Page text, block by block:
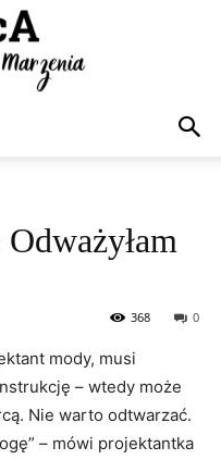
0
368
mody, musi
– wtedy może
Nie warto odtwarzać.
– mówi projektantka